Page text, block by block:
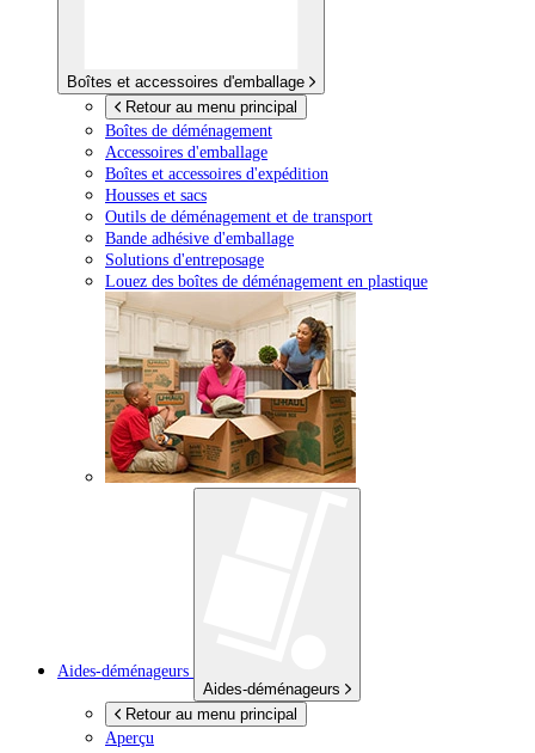
Boîtes et accessoires d'emballage
Retour au menu principal
Boîtes de déménagement
Accessoires d'emballage
Boîtes et accessoires d'expédition
Housses et sacs
Outils de déménagement et de transport
Bande adhésive d'emballage
Solutions d'entreposage
Louez des boîtes de déménagement en plastique
Aides-déménageurs
Aides-déménageurs
Retour au menu principal
Aperçu